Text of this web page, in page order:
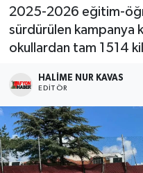
2025-2026 eğitim-
sürdürülen kampanya
okullardan tam 1514
HALIME NUR KAVAS
EDITÖR
Sivil Toplum
Etkinlikler